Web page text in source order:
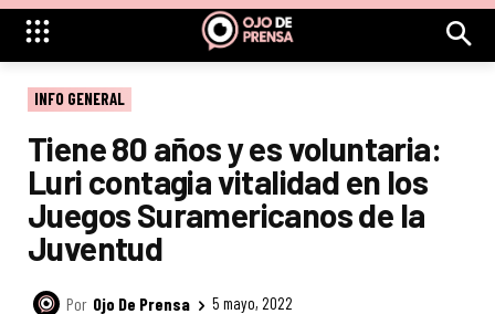
INFO GENERAL
Tiene 80 años y es voluntaria:
Luri contagia vitalidad en los
Juegos Suramericanos de la
Juventud
Por Ojo De Prensa 5 mayo, 2022